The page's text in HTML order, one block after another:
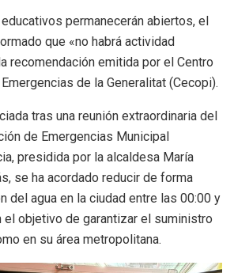
permanecerán abiertos, el
que «no habrá actividad
recomendación emitida por el Centro
de la Generalitat (Cecopi).
tras una reunión extraordinaria del
de Emergencias Municipal
presidida por la alcaldesa María
se ha acordado reducir de forma
del agua en la ciudad entre las 00:00 y
el objetivo de garantizar el suministro
en su área metropolitana.